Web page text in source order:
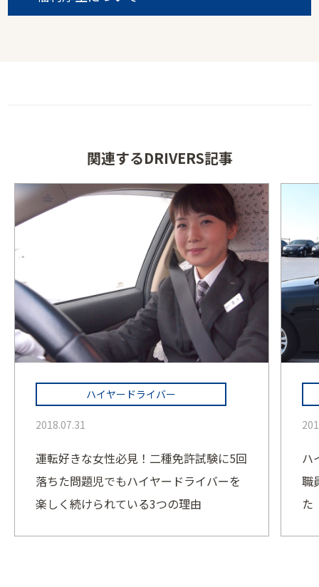
関連するDRIVERS記事
ハイヤードライバー
2018.07.31
運転好きな女性必見！二種免許試験に5回
落ちた問題児でもハイヤードライバーを
楽しく続けられている3つの理由
ハ
職
た